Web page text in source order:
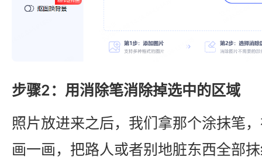
步骤2：用消除笔消除掉选中的区域
照片放进来之后，我们拿那个涂抹笔
画一画，把路人或者别地脏东西全部